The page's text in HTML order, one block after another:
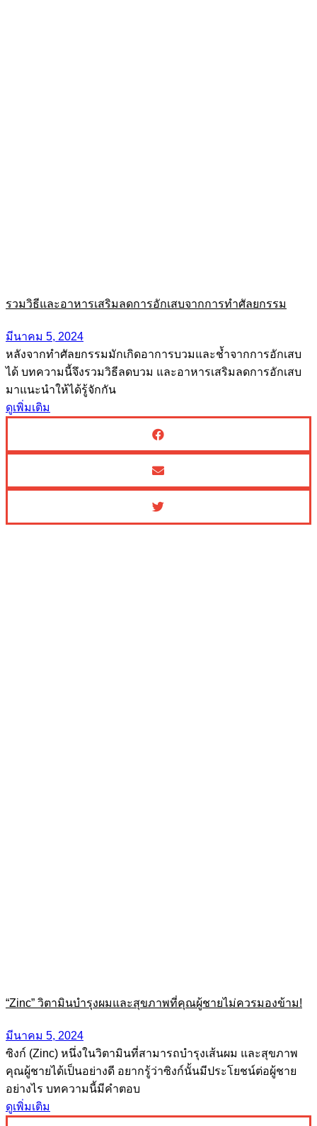
รวมวิธีและอาหารเสริมลดการอักเสบจากการทำศัลยกรรม
มีนาคม 5, 2024
หลังจากทำศัลยกรรมมักเกิดอาการบวมและช้ำจากการอักเสบ
ได้ บทความนี้จึงรวมวิธีลดบวม และอาหารเสริมลดการอักเสบ
มาแนะนำให้ได้รู้จักกัน
ดูเพิ่มเติม
“Zinc” วิตามินบำรุงผมและสุขภาพที่คุณผู้ชายไม่ควรมองข้าม!
มีนาคม 5, 2024
ซิงก์ (Zinc) หนึ่งในวิตามินที่สามารถบำรุงเส้นผม และสุขภาพ
คุณผู้ชายได้เป็นอย่างดี อยากรู้ว่าซิงก์นั้นมีประโยชน์ต่อผู้ชาย
อย่างไร บทความนี้มีคำตอบ
ดูเพิ่มเติม